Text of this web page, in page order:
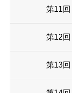
第11回
第12回
第13回